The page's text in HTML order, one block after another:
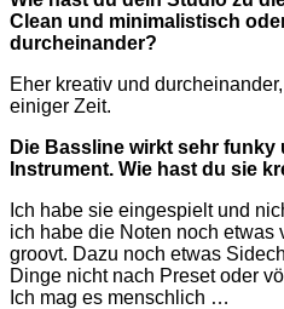
Clean und minimalistisch
durcheinander?
Eher kreativ und
einiger Zeit.
Die Bassline wirkt sehr
Instrument. Wie hast du sie
Ich habe sie eingespielt und
ich habe die Noten noch etwas
groovt. Dazu noch etwas
Dinge nicht nach Preset oder
Ich mag es menschlich …